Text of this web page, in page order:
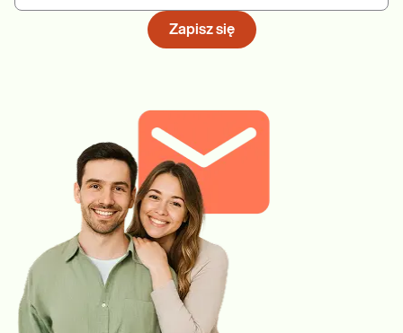
Zapisz się